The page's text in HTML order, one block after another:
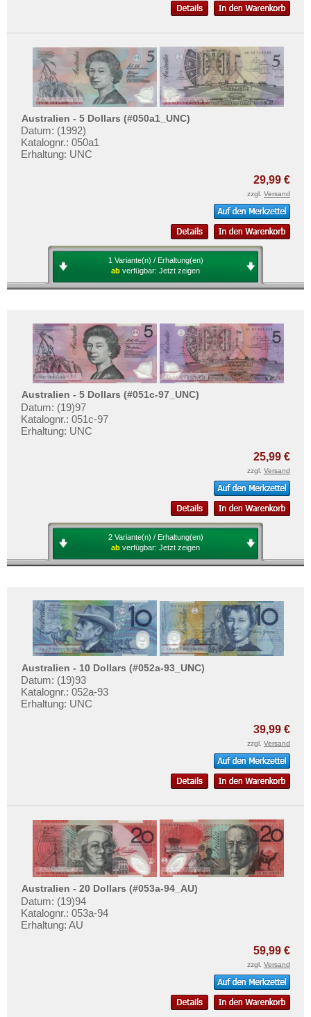
Australien - 5 Dollars (#050a1_UNC)
Datum: (1992)
Katalognr.: 050a1
Erhaltung: UNC
29,99 €
zzgl. Versand
1 Variante(n) / Erhaltung(en)
ab verfügbar: Jetzt zeigen
Australien - 5 Dollars (#051c-97_UNC)
Datum: (19)97
Katalognr.: 051c-97
Erhaltung: UNC
25,99 €
zzgl. Versand
2 Variante(n) / Erhaltung(en)
ab verfügbar: Jetzt zeigen
Australien - 10 Dollars (#052a-93_UNC)
Datum: (19)93
Katalognr.: 052a-93
Erhaltung: UNC
39,99 €
zzgl. Versand
Australien - 20 Dollars (#053a-94_AU)
Datum: (19)94
Katalognr.: 053a-94
Erhaltung: AU
59,99 €
zzgl. Versand